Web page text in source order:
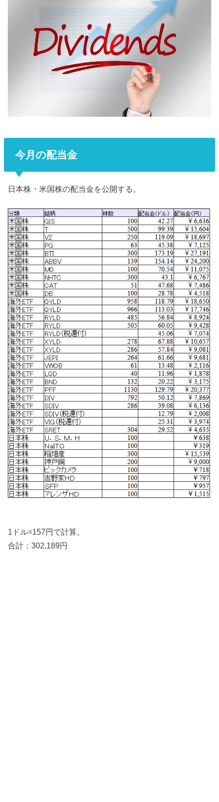
今月の配当金
日本株・米国株の配当金を公開する。
1ドル=157円で計算。
合計：302,189円